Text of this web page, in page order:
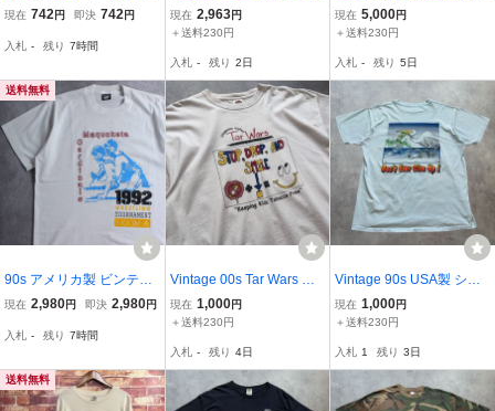
ザイン】90s Vintage Barr
ゴプリント 半袖Tシャツ
現在 742円 即決 742円
入札 - 残り 7時間
ATHLETIC ロゴアスレチ
ック ヘンリーネック Tシ
SU ローズボウル 1997 刺
繍 XL ヴィンテージ
現在 2,963円
＋送料230円
入札 - 残り 2日
わり アート tシャツ vinta
ge ヴィンテージ アメリカ
ート 花 アメカジ サンフ
現在 5,000円
＋送料230円
入札 - 残り 5日
送料無料
90s アメリカ製 ビンテー
ジ SCREEN STARS レ
ングルステッチ アメカジ
現在 2,980円 即決 2,980円
入札 - 残り 7時間
Vintage 00s Tar Wars ア
ート パロディ Tシャツ ヴ
ィンテージ ビンテージ T
A製 シングルステッチ キ
ャラクター
現在 1,000円
＋送料230円
入札 - 残り 4日
Vintage 90s USA製 シン
グルステッチ アート ジョ
ーク Tシャツ 動物 アニマ
ジ 90年代 TEE キャラク
現在 1,000円
＋送料230円
入札 1 残り 3日
送料無料